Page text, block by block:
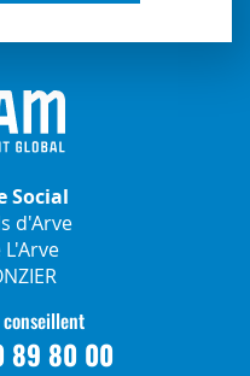
Social
d'Arve
conseillent
89 80 00